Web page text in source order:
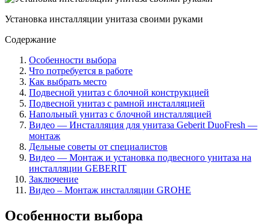
Установка инсталляции унитаза своими руками
Содержание
Особенности выбора
Что потребуется в работе
Как выбрать место
Подвесной унитаз с блочной конструкцией
Подвесной унитаз с рамной инсталляцией
Напольный унитаз с блочной инсталляцией
Видео — Инсталляция для унитаза Geberit DuoFresh —
монтаж
Дельные советы от специалистов
Видео — Монтаж и установка подвесного унитаза на
инсталляции GEBERIT
Заключение
Видео – Монтаж инсталляции GRОHЕ
Особенности выбора